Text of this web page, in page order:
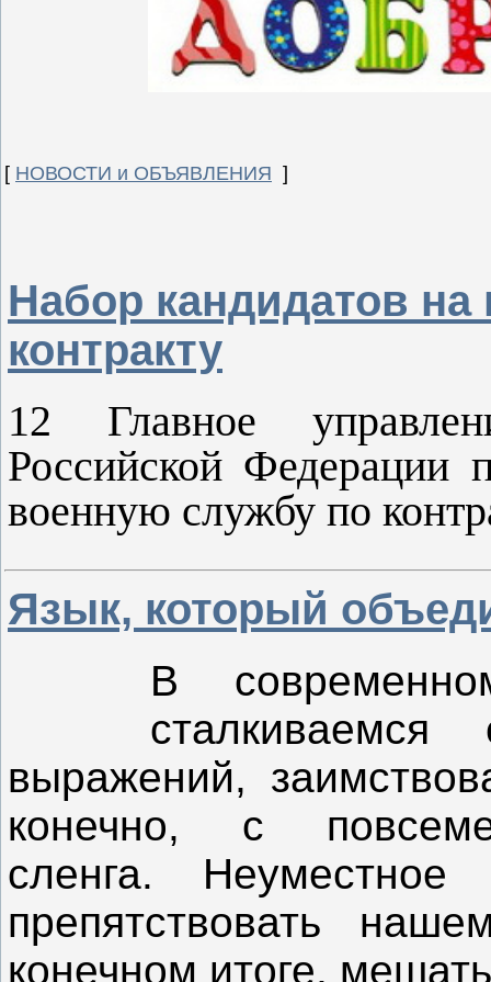
[ НОВОСТИ и ОБЪЯВЛЕНИЯ ]
Набор кандидатов
контракту
12 Главное
Российской Федерации
военную службу по
Язык, который
В
выражений,
конечно, с
сленга.
препятствовать
конечном итоге,